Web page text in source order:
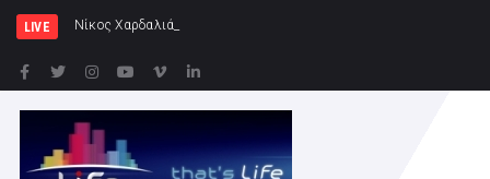
LIVE Νίκος Χαρδαλιάς: Ξεκινάμε στην Ηλιο